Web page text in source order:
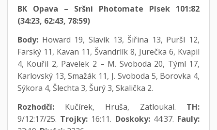
BK Opava – Sršni Photomate Písek 101:82
(34:23, 62:43, 78:59)
Body:Howard 19, Slavík 13, Šiřina 13, Puršl 12,
Farský 11, Kavan 11, Švandrlík 8, Jurečka 6, Kvapil
4, Kouřil 2, Pavelek 2 – M. Svoboda 20, Týml 17,
Karlovský 13, Smažák 11, J. Svoboda 5, Borovka 4,
Sýkora 4, Šlechta 3, Šurý 3, Skalička 2.
Rozhodčí:Kučírek, Hruša, Zatloukal. TH:
9/12:17/25. Trojky: 16:11. Doskoky:44:37. Fauly: